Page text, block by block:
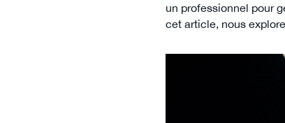
un professionnel pour
cet article, nous